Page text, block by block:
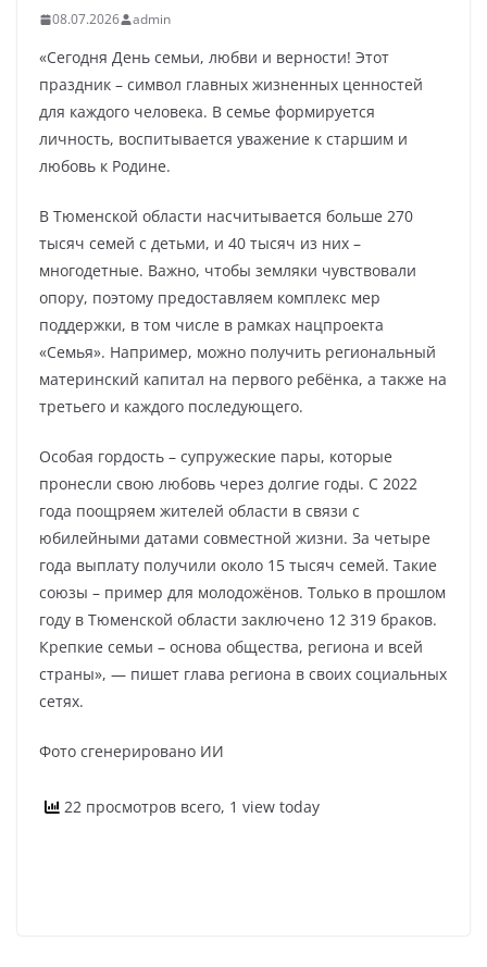
08.07.2026 admin
«Сегодня День семьи, любви и верности! Этот
праздник – символ главных жизненных ценностей
для каждого человека. В семье формируется
личность, воспитывается уважение к старшим и
любовь к Родине.
В Тюменской области насчитывается больше 270
тысяч семей с детьми, и 40 тысяч из них –
многодетные. Важно, чтобы земляки чувствовали
опору, поэтому предоставляем комплекс мер
поддержки, в том числе в рамках нацпроекта
«Семья». Например, можно получить региональный
материнский капитал на первого ребёнка, а также на
третьего и каждого последующего.
Особая гордость – супружеские пары, которые
пронесли свою любовь через долгие годы. С 2022
года поощряем жителей области в связи с
юбилейными датами совместной жизни. За четыре
года выплату получили около 15 тысяч семей. Такие
союзы – пример для молодожёнов. Только в прошлом
году в Тюменской области заключено 12 319 браков.
Крепкие семьи – основа общества, региона и всей
страны», — пишет глава региона в своих социальных
сетях.
Фото сгенерировано ИИ
22 просмотров всего, 1 view today